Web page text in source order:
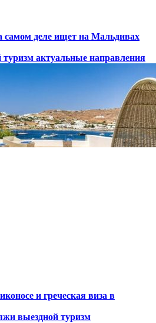
самом деле ищет на Мальдивах
туризм актуальные направления
и греческая виза в
выездной туризм